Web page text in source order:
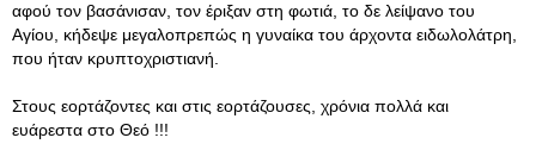
αφού τον βασάνισαν, τον έριξαν στη φωτιά, το δε λείψανο του
Αγίου, κήδεψε μεγαλοπρεπώς η γυναίκα του άρχοντα ειδωλολάτρη,
που ήταν κρυπτοχριστιανή.
Στους εορτάζοντες και στις εορτάζουσες, χρόνια πολλά και
ευάρεστα στο Θεό !!!